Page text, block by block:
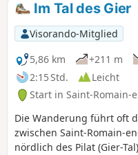
Im Tal des Gier
Visorando-Mitglied
5,86 km
+211 m
2:15 Std.
Leicht
Start in Saint-Romain-
Die Wanderung führt oft
zwischen Saint-Romain-
nördlich des Pilat (Gier-